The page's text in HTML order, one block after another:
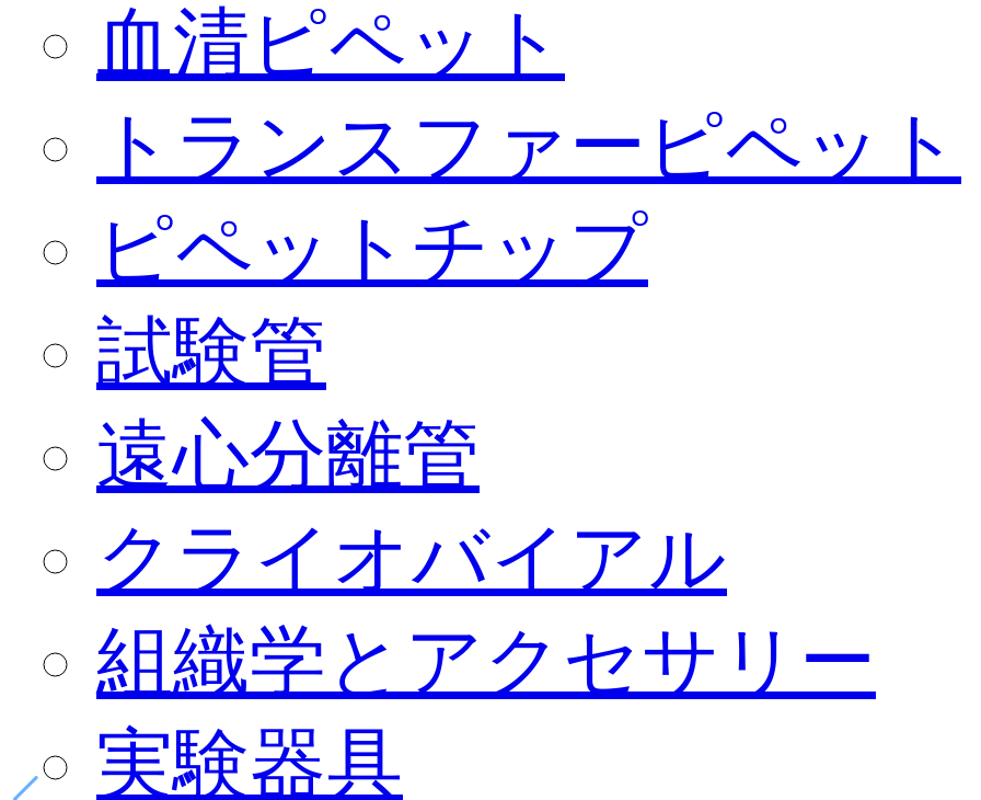
血清ピペット
トランスファーピペット
ピペットチップ
試験管
遠心分離管
クライオバイアル
組織学とアクセサリー
実験器具